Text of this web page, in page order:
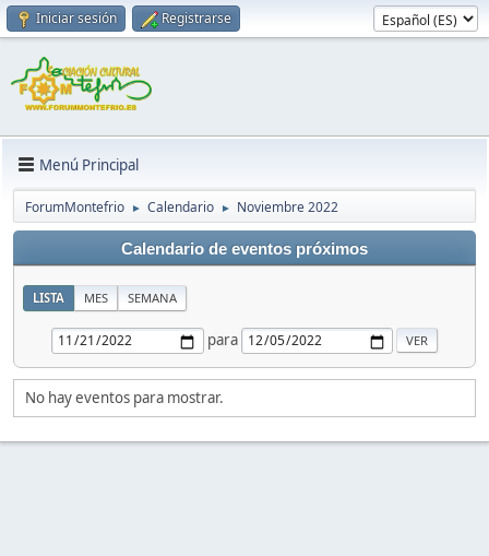
Iniciar sesión Registrarse
Menú Principal
ForumMontefrio ► Calendario ► Noviembre 2022
Calendario de eventos próximos
LISTA MES SEMANA
para
No hay eventos para mostrar.